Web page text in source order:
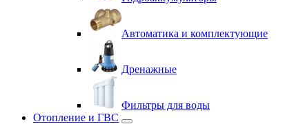
Автоматика и комплектующие
Дренажные
Фильтры для воды
Отопление и ГВС